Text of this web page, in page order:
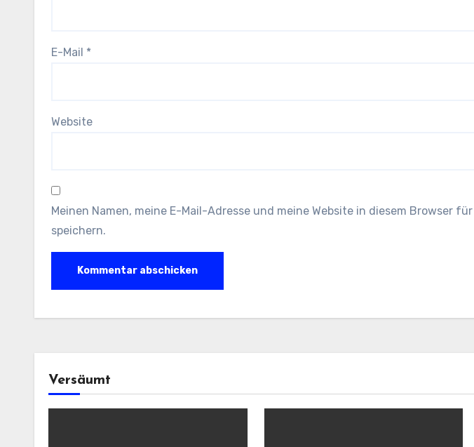
E-Mail *
Website
Meinen Namen, meine E-Mail-Adresse und meine Website in diesem Browser
speichern.
Versäumt